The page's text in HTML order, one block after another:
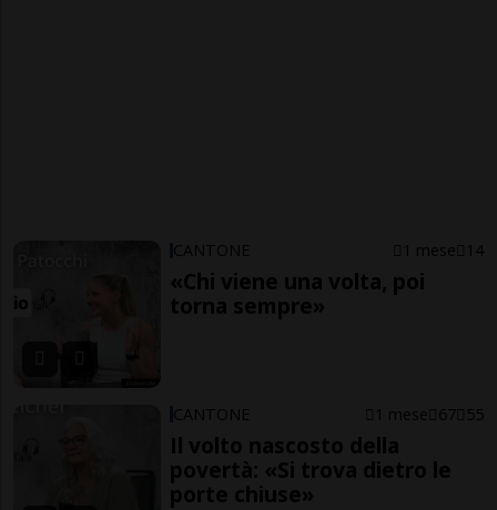
CANTONE 1 mese 14
«Chi viene una volta, poi
torna sempre»
CANTONE 1 mese 67 55
Il volto nascosto della
povertà: «Si trova dietro le
porte chiuse»